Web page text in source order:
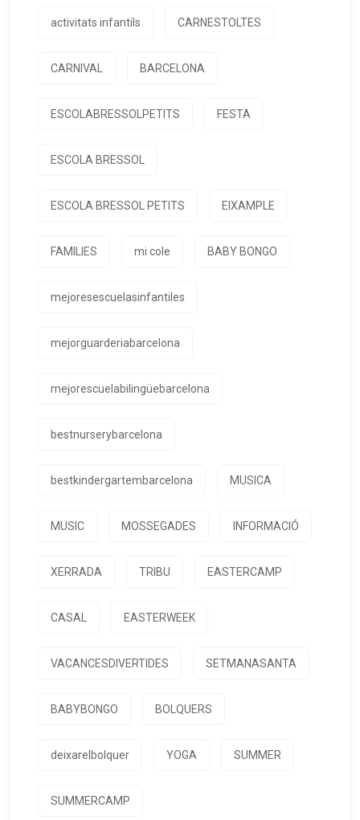
activitats infantils CARNESTOLTES
CARNIVAL BARCELONA
ESCOLABRESSOLPETITS FESTA
ESCOLA BRESSOL
ESCOLA BRESSOL PETITS EIXAMPLE
FAMILIES mi cole BABY BONGO
mejoresescuelasinfantiles
mejorguarderiabarcelona
mejorescuelabilingüebarcelona
bestnurserybarcelona
bestkindergartembarcelona MUSICA
MUSIC MOSSEGADES INFORMACIÓ
XERRADA TRIBU EASTERCAMP
CASAL EASTERWEEK
VACANCESDIVERTIDES SETMANASANTA
BABYBONGO BOLQUERS
deixarelbolquer YOGA SUMMER
SUMMERCAMP